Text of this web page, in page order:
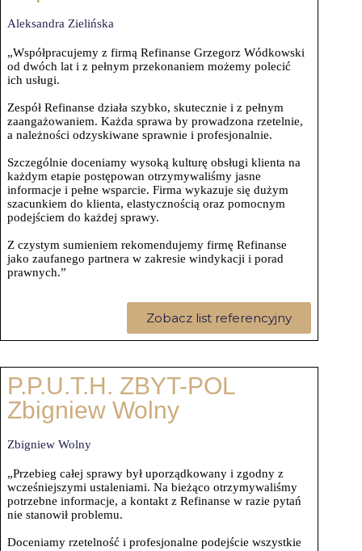
Aleksandra Zielińska
„Współpracujemy z firmą Refinanse Grzegorz Wódkowski
od dwóch lat i z pełnym przekonaniem możemy polecić
ich usługi.
Zespół Refinanse działa szybko, skutecznie i z pełnym
zaangażowaniem. Każda sprawa by prowadzona rzetelnie,
a należności odzyskiwane sprawnie i profesjonalnie.
Szczególnie doceniamy wysoką kulturę obsługi klienta na
każdym etapie postępowan otrzymywaliśmy jasne
informacje i pełne wsparcie. Firma wykazuje się dużym
szacunkiem do klienta, elastycznością oraz pomocnym
podejściem do każdej sprawy.
Z czystym sumieniem rekomendujemy firmę Refinanse
jako zaufanego partnera w zakresie windykacji i porad
prawnych.”
Zobacz list referencyjny
P.P.U.T.H. ZBYT-POL
Zbigniew Wolny
Zbigniew Wolny
„Przebieg całej sprawy był uporządkowany i zgodny z
wcześniejszymi ustaleniami. Na bieżąco otrzymywaliśmy
potrzebne informacje, a kontakt z Refinanse w razie pytań
nie stanowił problemu.
Doceniamy rzetelność i profesjonalne podejście wszystkie